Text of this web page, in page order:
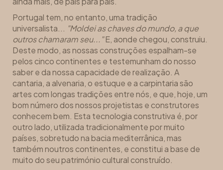
Portugal tem, no entanto, uma tradição
universalista... "Moldei as chaves do mundo, a que
outros chamaram seu..."E, aonde chegou, construiu.
Deste modo, as nossas construções espalham-se
pelos cinco continentes e testemunham do nosso
saber e da nossa capacidade de realização. A
cantaria, a alvenaria, o estuque e a carpintaria são
artes com longas tradições entre nós, e que, hoje, um
bom número dos nossos projetistas e construtores
conhecem bem. Esta tecnologia construtiva é, por
outro lado, utilizada tradicionalmente por muito
países, sobretudo na bacia mediterrânica, mas
também noutros continentes, e constitui a base de
muito do seu património cultural construído.